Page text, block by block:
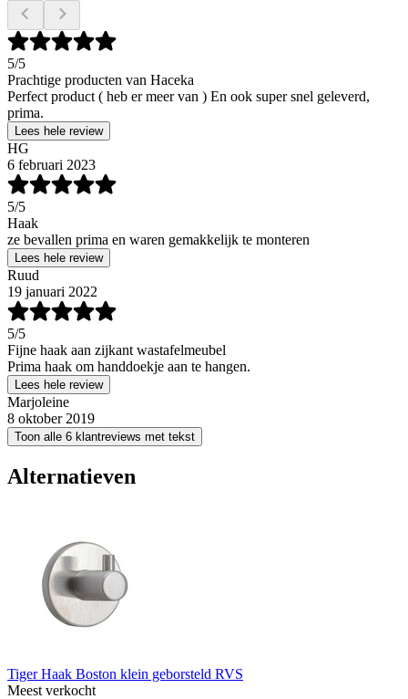
5/5
Prachtige producten van Haceka
Perfect product ( heb er meer van ) En ook super snel geleverd,
prima.
Lees hele review
HG
6 februari 2023
5/5
Haak
ze bevallen prima en waren gemakkelijk te monteren
Lees hele review
Ruud
19 januari 2022
5/5
Fijne haak aan zijkant wastafelmeubel
Prima haak om handdoekje aan te hangen.
Lees hele review
Marjoleine
8 oktober 2019
Toon alle 6 klantreviews met tekst
Alternatieven
Tiger Haak Boston klein geborsteld RVS
Meest verkocht